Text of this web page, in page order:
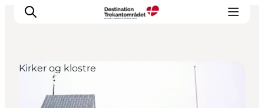
LEGOLAND® Billund Resort
Kirker og klostre